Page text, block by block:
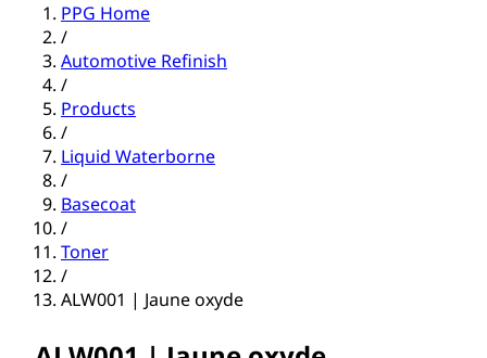
PPG Home
/
Automotive Refinish
/
Products
/
Liquid Waterborne
/
Basecoat
/
Toner
/
ALW001 | Jaune oxyde